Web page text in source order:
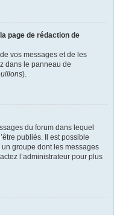
page de rédaction de
vos messages et de les
dans le panneau de
).
du forum dans lequel
publiés. Il est possible
groupe dont les messages
l’administrateur pour plus